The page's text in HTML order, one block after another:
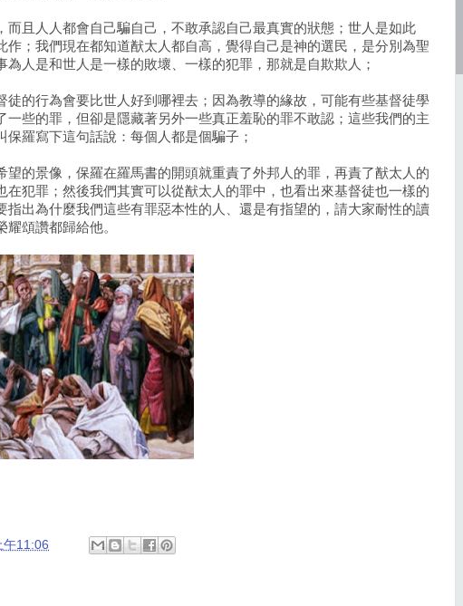
而且人人都會自己騙自己，不敢承認自己最真實的狀態；世人是如此
作；我們現在都知道猷太人都自高，覺得自己是神的選民，是分別為聖
為人是和世人是一樣的敗壞、一樣的犯罪，那就是自欺欺人；
徒的行為會要比世人好到哪裡去；因為教導的緣故，可能有些基督徒學
一些的罪，但卻是隱藏著另外一些真正羞恥的罪不敢認；這些我們的主
羅寫下這句話說：每個人都是個騙子；
望的景像，保羅在羅馬書的開頭就重責了外邦人的罪，再責了猷太人的
在犯罪；然後我們其實可以從猷太人的罪中，也看出來基督徒也一樣的
指出為什麼我們這些有罪惡本性的人、還是有指望的，請大家耐性的讀
頌讚都歸給他。
午11:06